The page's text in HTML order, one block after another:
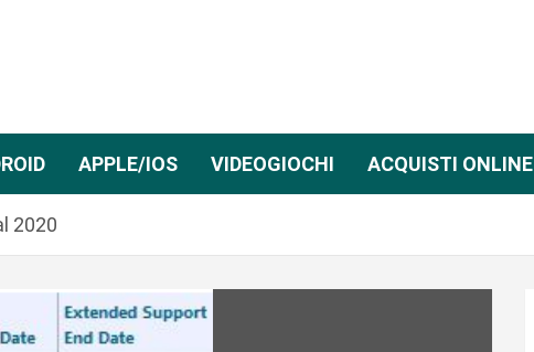
APPLE/IOS VIDEOGIOCHI ACQUISTI ONLINE
2020